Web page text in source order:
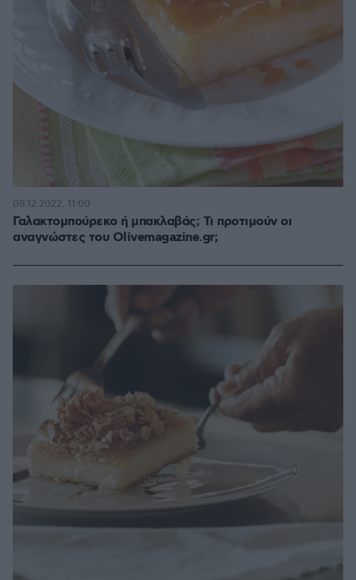
Γαλακτομπούρεκο ή μπακλαβάς; Τι προτιμούν οι
αναγνώστες του Olivemagazine.gr;
08.12.2022, 11:00